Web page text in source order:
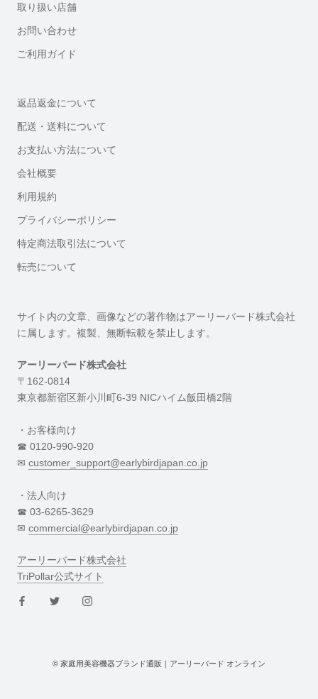
取り扱い店舗
お問い合わせ
ご利用ガイド
返品返金について
配送・送料について
お支払い方法について
会社概要
利用規約
プライバシーポリシー
特定商法取引法について
転売について
サイト内の文章、画像などの著作物はアーリーバード株式会社
に属します。複製、無断転載を禁止します。
アーリーバード株式会社
〒162-0814
東京都新宿区新小川町6-39 NICハイム飯田橋2階
・お客様向け
☎︎ 0120-990-920
✉︎ customer_support@earlybirdjapan.co.jp
・法人向け
☎︎ 03-6265-3629
✉︎ commercial@earlybirdjapan.co.jp
アーリーバード株式会社
TriPollar公式サイト
© 家庭用美容機器ブランド通販｜アーリーバード オンライン